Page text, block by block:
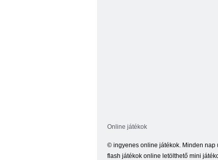
Online játékok
© ingyenes online játékok. Minden nap
flash játékok online letölthető mini